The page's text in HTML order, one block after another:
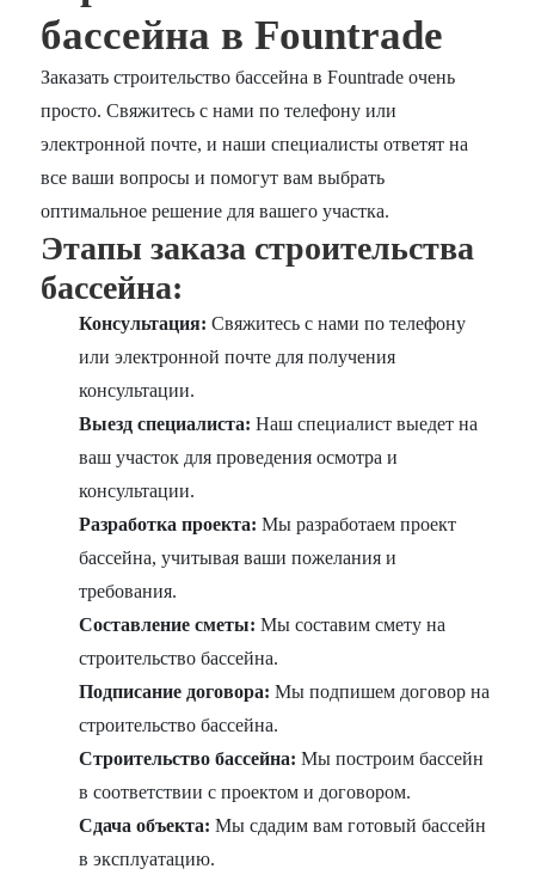
бассейна в Fountrade
Заказать строительство бассейна в Fountrade очень
просто. Свяжитесь с нами по телефону или
электронной почте, и наши специалисты ответят на
все ваши вопросы и помогут вам выбрать
оптимальное решение для вашего участка.
Этапы заказа строительства
бассейна:
Консультация: Свяжитесь с нами по телефону
или электронной почте для получения
консультации.
Выезд специалиста: Наш специалист выедет на
ваш участок для проведения осмотра и
консультации.
Разработка проекта: Мы разработаем проект
бассейна, учитывая ваши пожелания и
требования.
Составление сметы: Мы составим смету на
строительство бассейна.
Подписание договора: Мы подпишем договор на
строительство бассейна.
Строительство бассейна: Мы построим бассейн
в соответствии с проектом и договором.
Сдача объекта: Мы сдадим вам готовый бассейн
в эксплуатацию.